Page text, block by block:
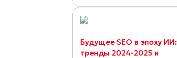
Будущее SEO в эпоху ИИ:
тренды 2024-2025 и